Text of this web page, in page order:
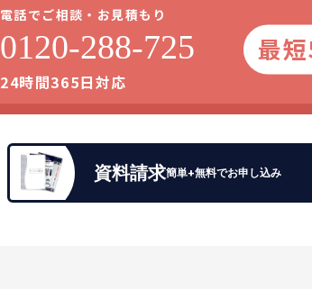
電話でご相談・お見積もり
0120-288-725
24時間365日対応
最
資料請求簡単+無料でお申し込み